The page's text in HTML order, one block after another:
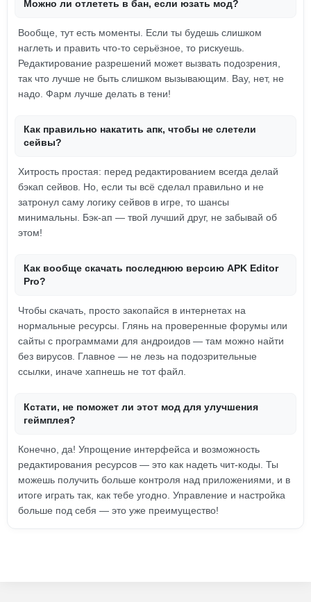
Можно ли отлететь в бан, если юзать мод?
Вообще, тут есть моменты. Если ты будешь слишком
наглеть и править что-то серьёзное, то рискуешь.
Редактирование разрешений может вызвать подозрения,
так что лучше не быть слишком вызывающим. Вау, нет, не
надо. Фарм лучше делать в тени!
Как правильно накатить апк, чтобы не слетели
сейвы?
Хитрость простая: перед редактированием всегда делай
бэкап сейвов. Но, если ты всё сделал правильно и не
затронул саму логику сейвов в игре, то шансы
минимальны. Бэк-ап — твой лучший друг, не забывай об
этом!
Как вообще скачать последнюю версию APK Editor
Pro?
Чтобы скачать, просто закопайся в интернетах на
нормальные ресурсы. Глянь на проверенные форумы или
сайты с программами для андроидов — там можно найти
без вирусов. Главное — не лезь на подозрительные
ссылки, иначе хапнешь не тот файл.
Кстати, не поможет ли этот мод для улучшения
геймплея?
Конечно, да! Упрощение интерфейса и возможность
редактирования ресурсов — это как надеть чит-коды. Ты
можешь получить больше контроля над приложениями, и в
итоге играть так, как тебе угодно. Управление и настройка
больше под себя — это уже преимущество!